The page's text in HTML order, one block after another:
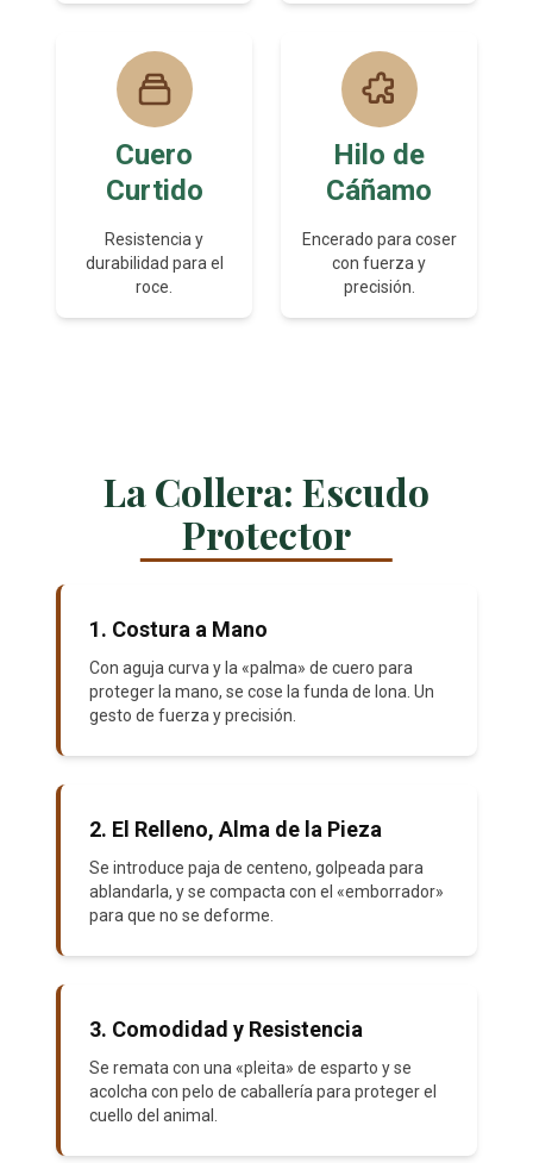
Cuero
Curtido
Resistencia y
durabilidad para el
roce.
Hilo de
Cáñamo
Encerado para coser
con fuerza y
precisión.
La Collera: Escudo
Protector
1. Costura a Mano
Con aguja curva y la «palma» de cuero para
proteger la mano, se cose la funda de lona. Un
gesto de fuerza y precisión.
2. El Relleno, Alma de la Pieza
Se introduce paja de centeno, golpeada para
ablandarla, y se compacta con el «emborrador»
para que no se deforme.
3. Comodidad y Resistencia
Se remata con una «pleita» de esparto y se
acolcha con pelo de caballería para proteger el
cuello del animal.